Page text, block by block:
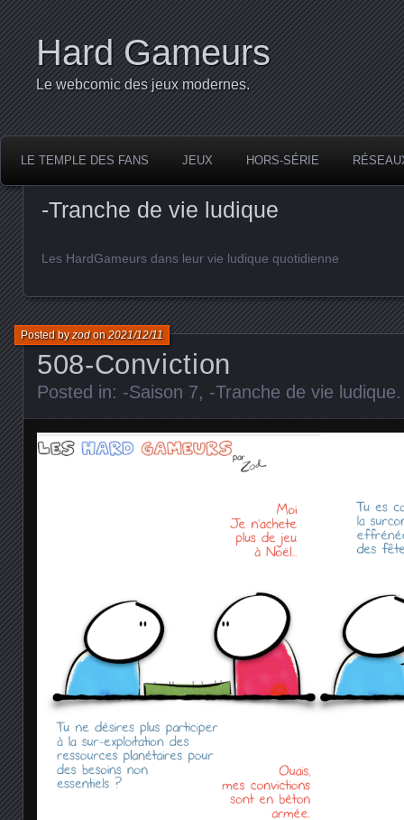
Hard Gameurs
Le webcomic des jeux modernes.
LE TEMPLE DES FANS JEUX HORS-SÉRIE
-Tranche de vie ludique
Les HardGameurs dans leur vie ludique quotidienne
508-Conviction
Posted byzodon2021/12/11
Posted in: -Saison 7, -Tranche de vie ludique